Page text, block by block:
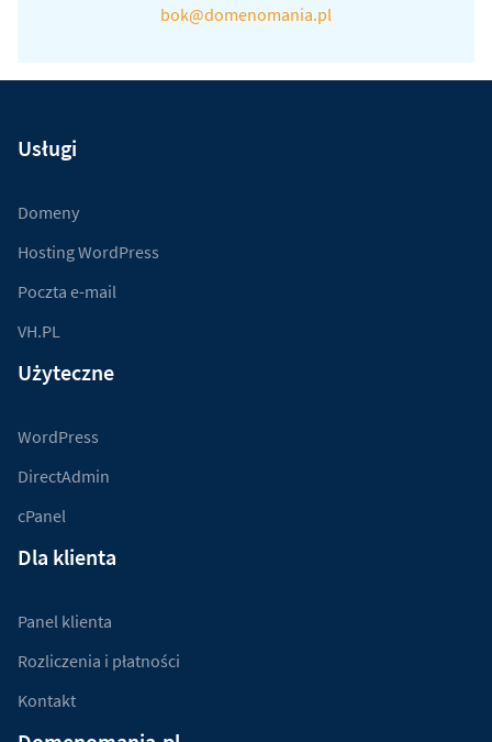
bok@domenomania.pl
Usługi
Domeny
Hosting WordPress
Poczta e-mail
VH.PL
Użyteczne
WordPress
DirectAdmin
cPanel
Dla klienta
Panel klienta
Rozliczenia i płatności
Kontakt